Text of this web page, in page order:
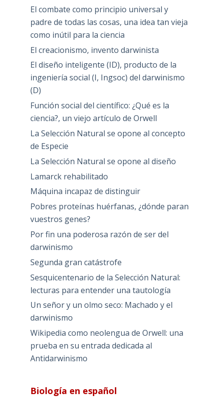
El combate como principio universal y
padre de todas las cosas, una idea tan vieja
como inútil para la ciencia
El creacionismo, invento darwinista
El diseño inteligente (ID), producto de la
ingeniería social (I, Ingsoc) del darwinismo
(D)
Función social del científico: ¿Qué es la
ciencia?, un viejo artículo de Orwell
La Selección Natural se opone al concepto
de Especie
La Selección Natural se opone al diseño
Lamarck rehabilitado
Máquina incapaz de distinguir
Pobres proteínas huérfanas, ¿dónde paran
vuestros genes?
Por fin una poderosa razón de ser del
darwinismo
Segunda gran catástrofe
Sesquicentenario de la Selección Natural:
lecturas para entender una tautología
Un señor y un olmo seco: Machado y el
darwinismo
Wikipedia como neolengua de Orwell: una
prueba en su entrada dedicada al
Antidarwinismo
Biología en español